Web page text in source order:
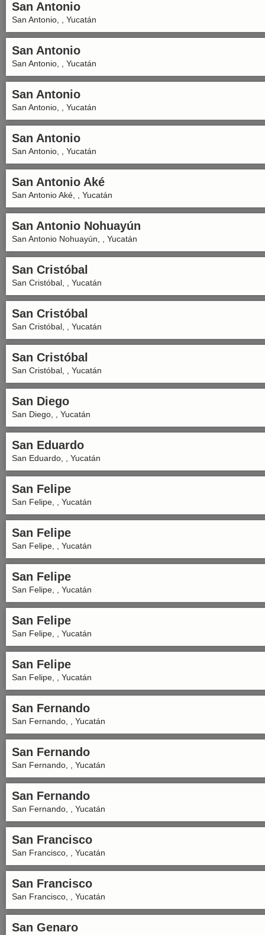
San Antonio
San Antonio, , Yucatán
San Antonio
San Antonio, , Yucatán
San Antonio
San Antonio, , Yucatán
San Antonio
San Antonio, , Yucatán
San Antonio Aké
San Antonio Aké, , Yucatán
San Antonio Nohuayún
San Antonio Nohuayún, , Yucatán
San Cristóbal
San Cristóbal, , Yucatán
San Cristóbal
San Cristóbal, , Yucatán
San Cristóbal
San Cristóbal, , Yucatán
San Diego
San Diego, , Yucatán
San Eduardo
San Eduardo, , Yucatán
San Felipe
San Felipe, , Yucatán
San Felipe
San Felipe, , Yucatán
San Felipe
San Felipe, , Yucatán
San Felipe
San Felipe, , Yucatán
San Felipe
San Felipe, , Yucatán
San Fernando
San Fernando, , Yucatán
San Fernando
San Fernando, , Yucatán
San Fernando
San Fernando, , Yucatán
San Francisco
San Francisco, , Yucatán
San Francisco
San Francisco, , Yucatán
San Genaro